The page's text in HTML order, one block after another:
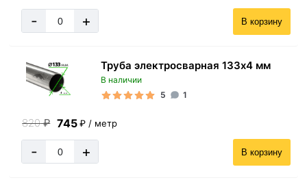
- + В корзину
Труба электросварная 133х4 мм
В наличии
5
1
820₽ 745 ₽ / метр
- + В корзину